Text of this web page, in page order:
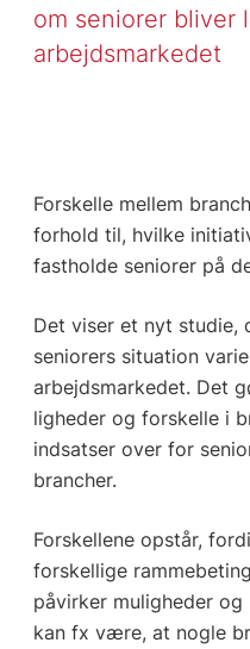
om seniorer bliver
arbejdsmarkedet
Forskelle mellem
forhold til, hvilke
fastholde seniorer på
Det viser et nyt studie,
seniorers situation
arbejdsmarkedet. Det
ligheder og forskelle i
indsatser over for
brancher.
Forskellene opstår,
forskellige
påvirker muligheder
kan fx være, at nogle